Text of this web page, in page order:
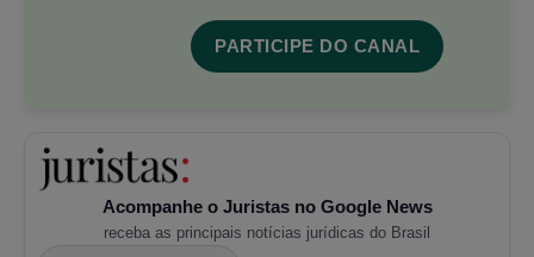
PARTICIPE DO CANAL
Acompanhe o Juristas no Google News
receba as principais notícias jurídicas do Brasil